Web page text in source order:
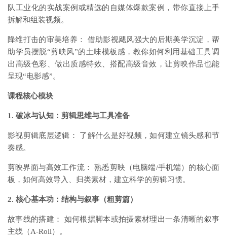
队工业化的实战案例或精选的自媒体爆款案例，带你直接上手
拆解和组装视频。
降维打击的审美培养： 借助影视飓风强大的后期美学沉淀，帮
助学员摆脱“剪映风”的土味模板感，教你如何利用基础工具调
出高级色彩、做出质感特效、搭配高级音效，让剪映作品也能
呈现“电影感”。
课程核心模块
1. 破冰与认知：剪辑思维与工具准备
影视剪辑底层逻辑： 了解什么是好视频，如何建立镜头感和节
奏感。
剪映界面与高效工作流： 熟悉剪映（电脑端/手机端）的核心面
板，如何高效导入、归类素材，建立科学的剪辑习惯。
2. 核心基本功：结构与叙事（粗剪篇）
故事线的搭建： 如何根据脚本或拍摄素材理出一条清晰的叙事
主线（A-Roll）。